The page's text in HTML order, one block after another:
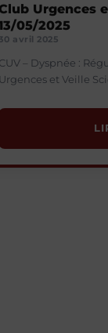
Urgences
05/2025
30 avril 2025
CUV – Dyspnée :
Urgences et Veille